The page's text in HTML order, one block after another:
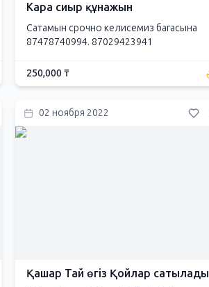
Кара сиыр құнажын
Сатамын срочно келисемиз багасына
87478740994. 87029423941
250,000 ₸
02 ноября 2022
Қашар Тай өгіз Қойлар сатылады